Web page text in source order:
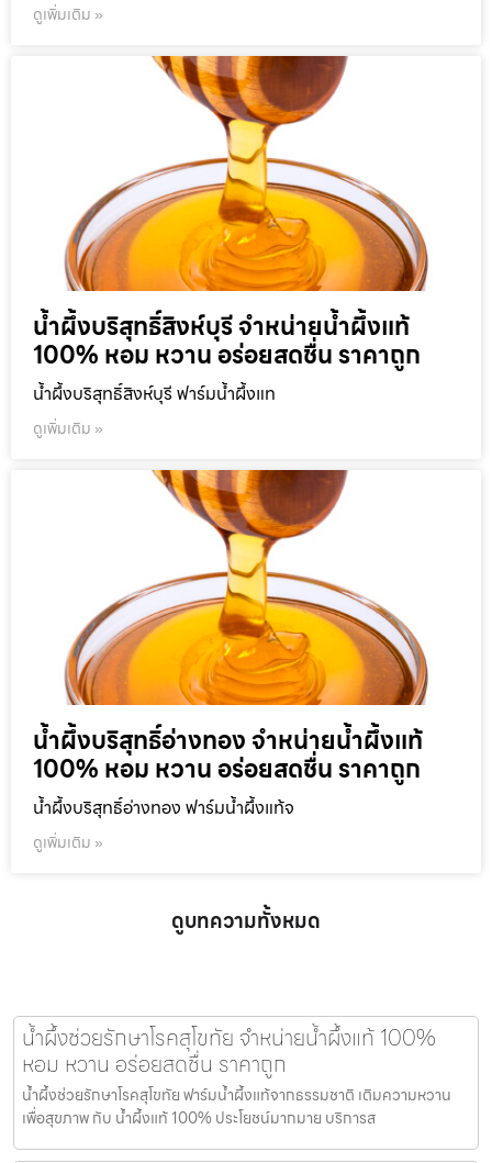
ดูเพิ่มเติม »
น้ำผึ้งบริสุทธิ์สิงห์บุรี จำหน่ายน้ำผึ้งแท้
100% หอม หวาน อร่อยสดชื่น ราคาถูก
น้ำผึ้งบริสุทธิ์สิงห์บุรี ฟาร์มน้ำผึ้งแท
ดูเพิ่มเติม »
น้ำผึ้งบริสุทธิ์อ่างทอง จำหน่ายน้ำผึ้งแท้
100% หอม หวาน อร่อยสดชื่น ราคาถูก
น้ำผึ้งบริสุทธิ์อ่างทอง ฟาร์มน้ำผึ้งแท้จ
ดูเพิ่มเติม »
ดูบทความทั้งหมด
น้ำผึ้งช่วยรักษาโรคสุโขทัย จำหน่ายน้ำผึ้งแท้ 100%
หอม หวาน อร่อยสดชื่น ราคาถูก
น้ำผึ้งช่วยรักษาโรคสุโขทัย ฟาร์มน้ำผึ้งแท้จากธรรมชาติ เติมความหวาน
เพื่อสุขภาพ กับ น้ำผึ้งแท้ 100% ประโยชน์มากมาย บริการส